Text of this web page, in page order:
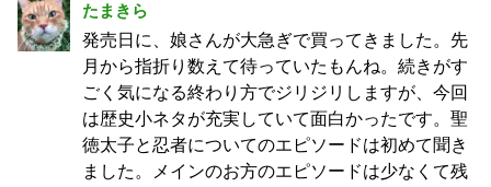
たまきら
発売日に、娘さんが大急ぎで買ってきました。先
月から指折り数えて待っていたもんね。続きがす
ごく気になる終わり方でジリジリしますが、今回
は歴史小ネタが充実していて面白かったです。聖
徳太子と忍者についてのエピソードは初めて聞き
ました。メインのお方のエピソードは少なくて残